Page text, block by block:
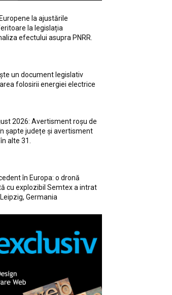
la ajustările
la legislația
efectului asupra PNRR.
un document legislativ
folosirii energiei electrice
2026: Avertisment roșu de
șapte județe și avertisment
alte 31.
în Europa: o dronă
cu explozibil Semtex a intrat
Germania